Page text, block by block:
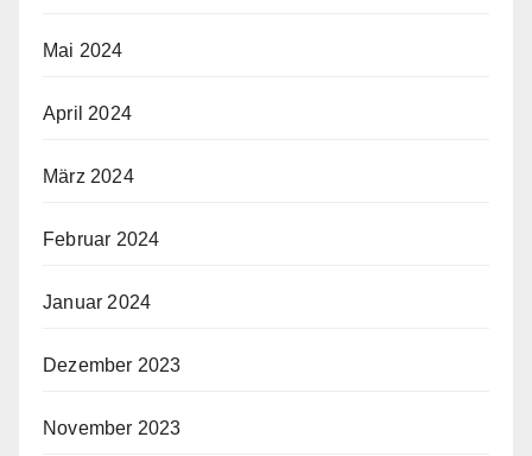
Mai 2024
April 2024
März 2024
Februar 2024
Januar 2024
Dezember 2023
November 2023